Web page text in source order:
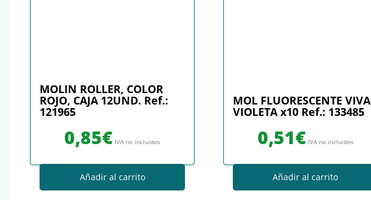
MOLIN ROLLER, COLOR
ROJO, CAJA 12UND. Ref.:
121965
0,85€ IVA no incluidos
Añadir al carrito
MOL FLUORESCENTE VIVA
VIOLETA x10 Ref.: 133485
0,51€ IVA no incluidos
Añadir al carrito